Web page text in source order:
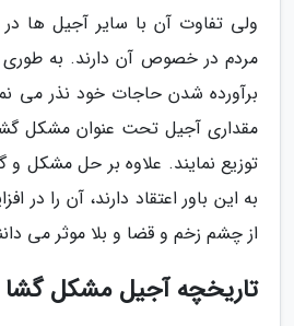
ولی تفاوت آن با سایر آجیل ها
مردم در خصوص آن دارند. به
برآورده شدن حاجات خود نذر می
مقداری آجیل تحت عنوان مشکل
توزیع نمایند. علاوه بر حل مشکل و
به این باور اعتقاد دارند، آن را در
از چشم زخم و قضا و بلا موثر می
تاریخچه آجیل مشکل گشا